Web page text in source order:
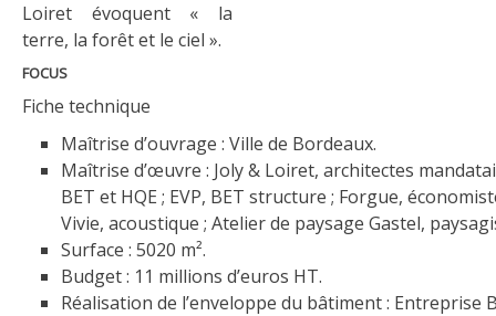
Loiret évoquent « la
terre, la forêt et le ciel ».
FOCUS
Fiche technique
Maîtrise d’ouvrage : Ville de Bordeaux.
Maîtrise d’œuvre : Joly & Loiret, architectes
BET et HQE ; EVP, BET structure ; Forgue,
Vivie, acoustique ; Atelier de paysage Gastel,
Surface : 5020 m².
Budget : 11 millions d’euros HT.
Réalisation de l’enveloppe du bâtiment : Entreprise